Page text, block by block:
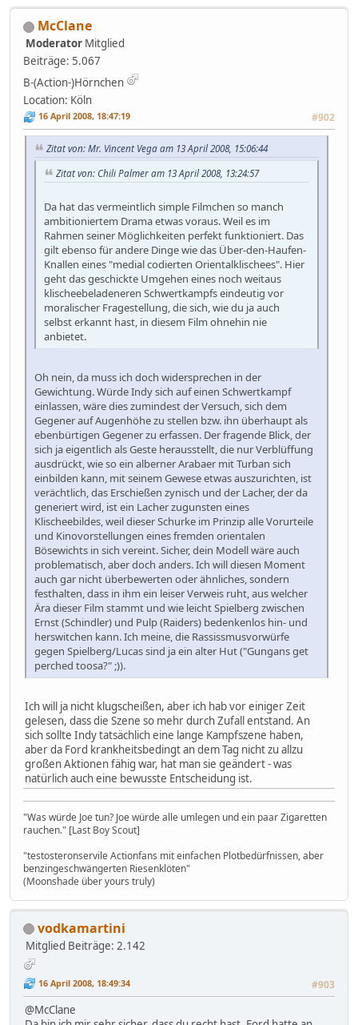
McClane
Moderator Mitglied
Beiträge: 5.067
B-(Action-)Hörnchen
Location: Köln
16 April 2008, 18:47:19 #902
Zitat von: Mr. Vincent Vega am 13 April 2008, 15:06:44
Zitat von: Chili Palmer am 13 April 2008, 13:24:57
Da hat das vermeintlich simple Filmchen so manch
ambitioniertem Drama etwas voraus. Weil es im
Rahmen seiner Möglichkeiten perfekt funktioniert. Das
gilt ebenso für andere Dinge wie das Über-den-Haufen-
Knallen eines "medial codierten Orientalklischees". Hier
geht das geschickte Umgehen eines noch weitaus
klischeebeladeneren Schwertkampfs eindeutig vor
moralischer Fragestellung, die sich, wie du ja auch
selbst erkannt hast, in diesem Film ohnehin nie
anbietet.
Oh nein, da muss ich doch widersprechen in der
Gewichtung. Würde Indy sich auf einen Schwertkampf
einlassen, wäre dies zumindest der Versuch, sich dem
Gegener auf Augenhöhe zu stellen bzw. ihn überhaupt als
ebenbürtigen Gegener zu erfassen. Der fragende Blick, der
sich ja eigentlich als Geste herausstellt, die nur Verblüffung
ausdrückt, wie so ein alberner Arabaer mit Turban sich
einbilden kann, mit seinem Gewese etwas auszurichten, ist
verächtlich, das Erschießen zynisch und der Lacher, der da
generiert wird, ist ein Lacher zugunsten eines
Klischeebildes, weil dieser Schurke im Prinzip alle Vorurteile
und Kinovorstellungen eines fremden orientalen
Bösewichts in sich vereint. Sicher, dein Modell wäre auch
problematisch, aber doch anders. Ich will diesen Moment
auch gar nicht überbewerten oder ähnliches, sondern
festhalten, dass in ihm ein leiser Verweis ruht, aus welcher
Ära dieser Film stammt und wie leicht Spielberg zwischen
Ernst (Schindler) und Pulp (Raiders) bedenkenlos hin- und
herswitchen kann. Ich meine, die Rassissmusvorwürfe
gegen Spielberg/Lucas sind ja ein alter Hut ("Gungans get
perched toosa?" ;)).
Ich will ja nicht klugscheißen, aber ich hab vor einiger Zeit
gelesen, dass die Szene so mehr durch Zufall entstand. An
sich sollte Indy tatsächlich eine lange Kampfszene haben,
aber da Ford krankheitsbedingt an dem Tag nicht zu allzu
großen Aktionen fähig war, hat man sie geändert - was
natürlich auch eine bewusste Entscheidung ist.
"Was würde Joe tun? Joe würde alle umlegen und ein paar Zigaretten
rauchen." [Last Boy Scout]
"testosteronservile Actionfans mit einfachen Plotbedürfnissen, aber
benzingeschwängerten Riesenklöten"
(Moonshade über yours truly)
vodkamartini
Mitglied Beiträge: 2.142
16 April 2008, 18:49:34 #903
@McClane